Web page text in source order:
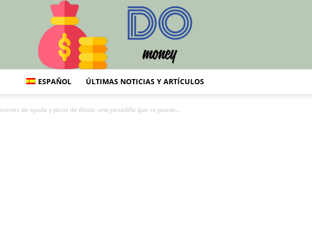
ESPAÑOL ÚLTIMAS NOTICIAS Y ARTÍCULOS
de ayuda y picos de ébola: una pesadilla que se puede...